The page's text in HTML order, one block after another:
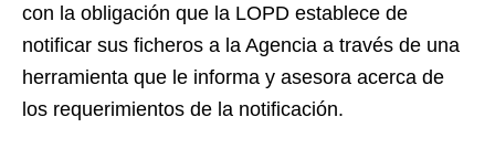
con la obligación que la LOPD establece de
notificar sus ficheros a la Agencia a través de una
herramienta que le informa y asesora acerca de
los requerimientos de la notificación.